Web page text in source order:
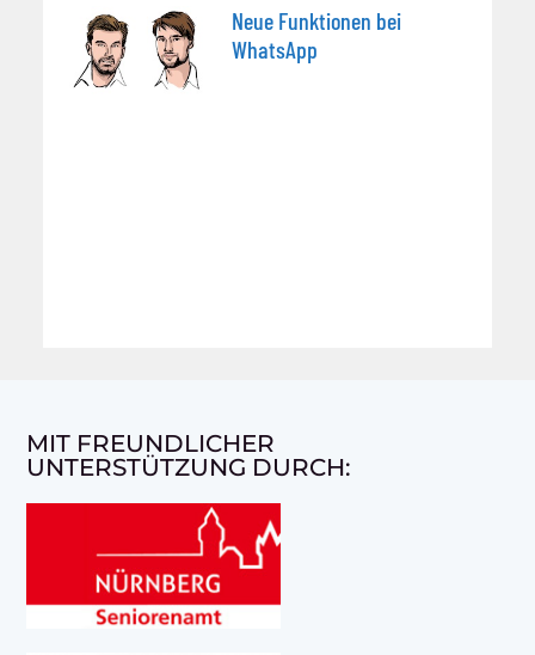
Neue Funktionen bei
WhatsApp
MIT FREUNDLICHER
UNTERSTÜTZUNG DURCH: